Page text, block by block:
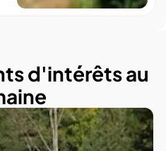
d'intérêts au